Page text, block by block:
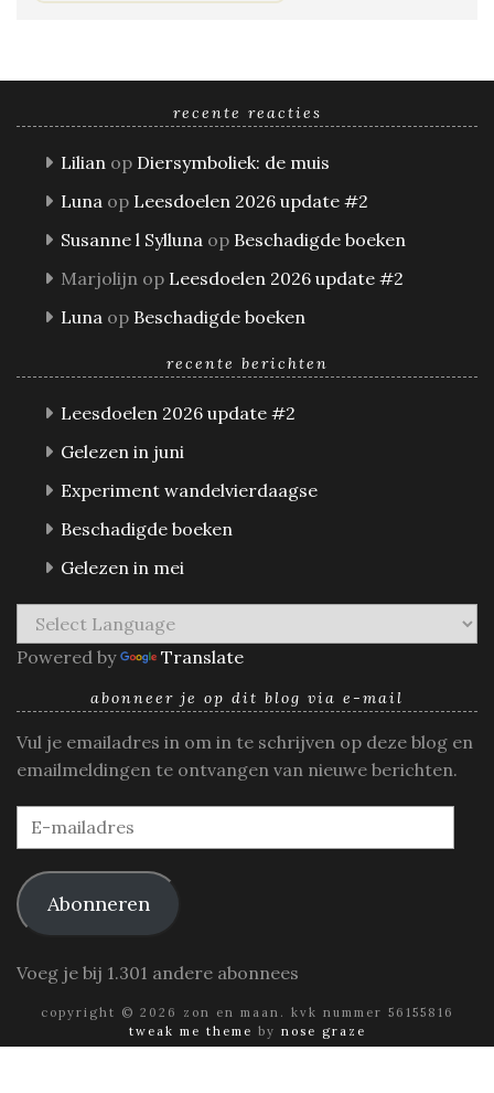
recente reacties
Lilian op Diersymboliek: de muis
Luna op Leesdoelen 2026 update #2
Susanne l Sylluna op Beschadigde boeken
Marjolijn op Leesdoelen 2026 update #2
Luna op Beschadigde boeken
recente berichten
Leesdoelen 2026 update #2
Gelezen in juni
Experiment wandelvierdaagse
Beschadigde boeken
Gelezen in mei
Powered by Translate
abonneer je op dit blog via e-mail
Vul je emailadres in om in te schrijven op deze blog en
emailmeldingen te ontvangen van nieuwe berichten.
E-
mailadres
Abonneren
Voeg je bij 1.301 andere abonnees
copyright © 2026 zon en maan. kvk nummer 56155816
tweak me theme by nose graze